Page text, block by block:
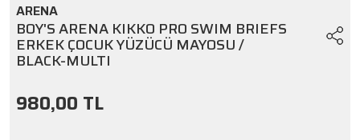
ARENA
BOY'S ARENA KIKKO PRO SWIM BRIEFS
ERKEK ÇOCUK YÜZÜCÜ MAYOSU /
BLACK-MULTI
980,00 TL